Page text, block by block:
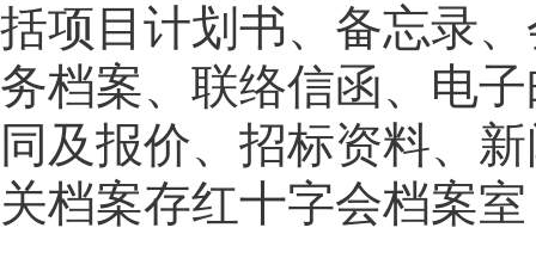
括项目计划书、备忘录
务档案、联络信函、电
同及报价、招标资料、
关档案存红十字会档案